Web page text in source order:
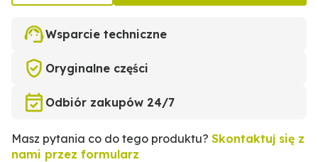
Wsparcie techniczne
Oryginalne części
Odbiór zakupów 24/7
Masz pytania co do tego produktu? Skontaktuj się z
nami przez formularz